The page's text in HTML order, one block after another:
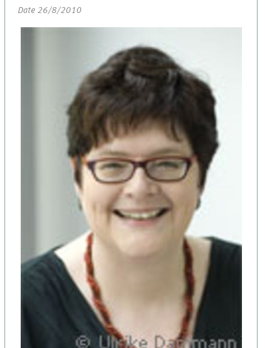
Date 26/8/2010